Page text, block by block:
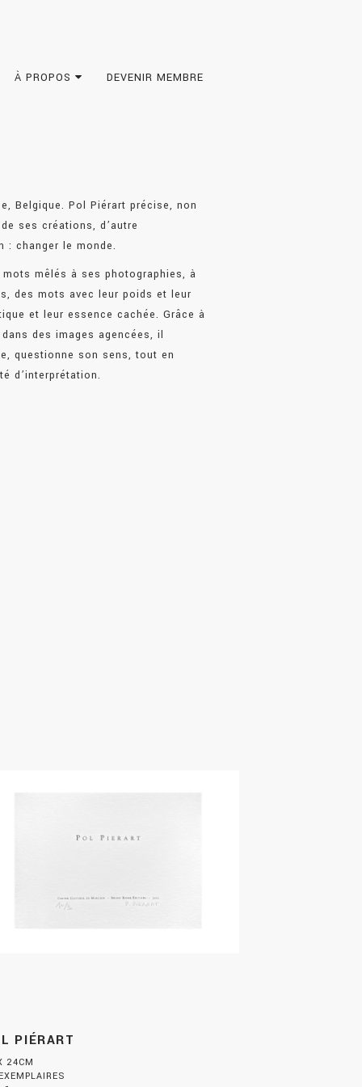
À PROPOS DEVENIR MEMBRE
Belgique. Pol Piérart précise, non
ses créations, d’autre
: changer le monde.
mêlés à ses photographies, à
des mots avec leur poids et leur
et leur essence cachée. Grâce à
des images agencées, il
questionne son sens, tout en
d’interprétation.
PIÉRART
24CM